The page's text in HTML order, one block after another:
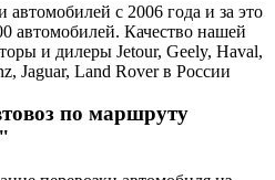
с 2006 года и за это
автомобилей. Качество нашей
и дилеры Jetour, Geely, Haval,
Jaguar, Land Rover в России
по маршруту